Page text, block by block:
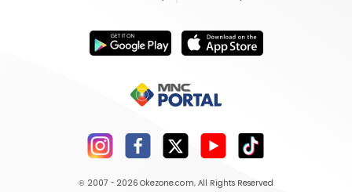
© 2007 - 2026 Okezone.com, All Rights Reserved